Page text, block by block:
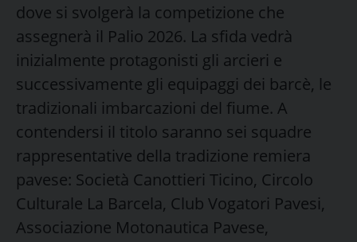
dove si svolgerà la competizione che
assegnerà il Palio 2026. La sfida vedrà
inizialmente protagonisti gli arcieri e
successivamente gli equipaggi dei barcè, le
tradizionali imbarcazioni del fiume. A
contendersi il titolo saranno sei squadre
rappresentative della tradizione remiera
pavese: Società Canottieri Ticino, Circolo
Culturale La Barcela, Club Vogatori Pavesi,
Associazione Motonautica Pavese,